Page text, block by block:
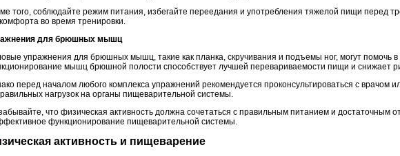
того, соблюдайте режим питания, избегайте переедания и употребления тяжелой пищи перед
во время тренировки.
для брюшных мышц
упражнения для брюшных мышц, такие как планка, скручивания и подъемы ног, могут помочь
мышц брюшной полости способствует лучшей перевариваемости пищи и снижает
перед началом любого комплекса упражнений рекомендуется проконсультироваться с врачом
нагрузок на органы пищеварительной системы.
что физическая активность должна сочетаться с правильным питанием и достаточным
функционирование пищеварительной системы.
активность и пищеварение